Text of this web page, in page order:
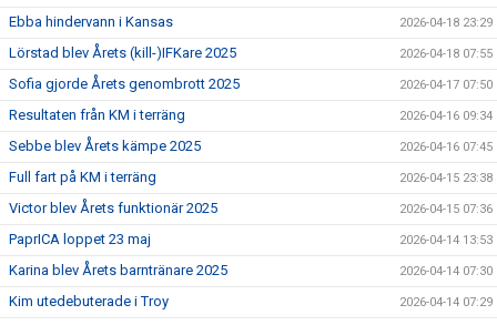
Ebba hindervann i Kansas 2026-04-18 23:29
Lörstad blev Årets (kill-)IFKare 2025 2026-04-18 07:55
Sofia gjorde Årets genombrott 2025 2026-04-17 07:50
Resultaten från KM i terräng 2026-04-16 09:34
Sebbe blev Årets kämpe 2025 2026-04-16 07:45
Full fart på KM i terräng 2026-04-15 23:38
Victor blev Årets funktionär 2025 2026-04-15 07:36
PaprICA loppet 23 maj 2026-04-14 13:53
Karina blev Årets barntränare 2025 2026-04-14 07:30
Kim utedebuterade i Troy 2026-04-14 07:29